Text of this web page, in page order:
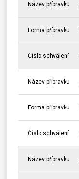
Název přípravku
Forma přípravku
Číslo schválení
Název přípravku
Forma přípravku
Číslo schválení
Název přípravku